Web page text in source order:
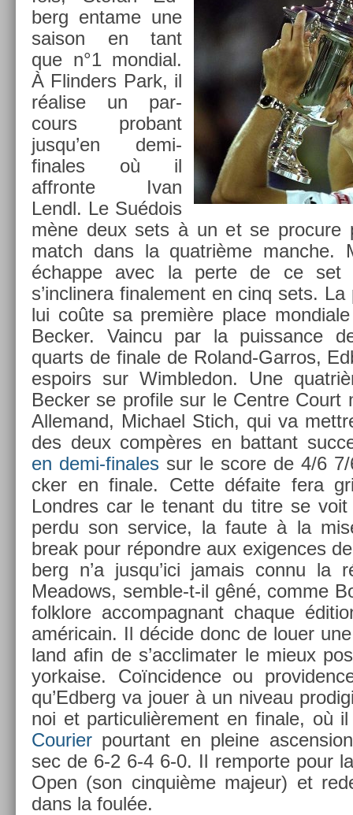
berg en­tame une
saison en tant
que n°1 mon­di­al.
À Flind­ers Park, il
réalise un par­
cours pro­bant
jusqu’en demi-
finales où il
affron­te Ivan
Lendl. Le Suédois
mène deux sets à un et se pro­cure
match dans la quat­rième man­che.
échap­pe avec la perte de ce
s’inclinera fin­ale­ment en cinq sets.
lui coûte sa première place
Be­ck­er. Vain­cu par la puis­sance
quarts de fin­ale de Roland-Garros,
es­poirs sur Wimbledon. Une
Becker se pro­file sur le Centre Court
Al­lemand, Mic­hael Stich, qui va
des deux compères en bat­tant
en demi-finales sur le score de 4/6
ck­er en fin­ale. Cette défaite fera
Londres car le tenant du titre se
perdu son ser­vice, la faute à la
break pour répondre aux ex­ig­ences
berg n’a jusqu’ici jamais connu la
Meadows, semble-t-il gêné, comme
folklore ac­compag­nant chaque
américain. Il décide donc de louer
land afin de s’acclimat­er le mieux
yorkaise. Co­ïncid­ence ou
qu’Ed­berg va jouer à un niveau
noi et par­ticuliè­re­ment en fin­ale, où
Co­uri­er pour­tant en pleine
sec de 6-2 6-4 6-0. Il re­mpor­te pour
Open (son cin­quiè­me majeur) et
dans la foulée.